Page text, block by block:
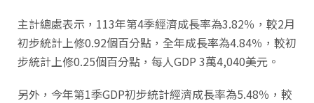
主計總處表示，113年第4季經濟成長率為3.82％，較2月
初步統計上修0.92個百分點，全年成長率為4.84％，較初
步統計上修0.25個百分點，每人GDP 3萬4,040美元。
另外，今年第1季GDP初步統計經濟成長率為5.48％，較